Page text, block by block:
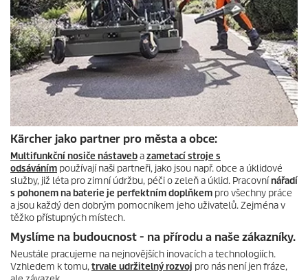
Kärcher jako partner pro města a obce:
Multifunkční nosiče nástavebazametací stroje s
odsáváním používají naši partneři, jako jsou např. obce a úklidové
služby, již léta pro zimní údržbu, péči o zeleň a úklid. Pracovnínářadí
s pohonem na baterie je perfektním doplňkem pro všechny práce
a jsou každý den dobrým pomocníkem jeho uživatelů. Zejména v
těžko přístupných místech.
Myslíme na budoucnost - na přírodu a naše zákazníky.
Neustále pracujeme na nejnovějších inovacích a technologiích.
Vzhledem k tomu,trvale udržitelný rozvoj pro nás není jen fráze,